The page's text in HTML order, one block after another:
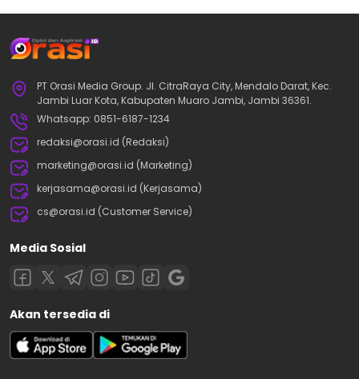
PT Orasi Media Group. Jl. CitraRaya City, Mendalo Darat, Kec.
Jambi Luar Kota, Kabupaten Muaro Jambi, Jambi 36361.
Whatsapp: 0851-6187-1234
redaksi@orasi.id (Redaksi)
marketing@orasi.id (Marketing)
kerjasama@orasi.id (Kerjasama)
cs@orasi.id (Customer Service)
Media Sosial
Akan tersedia di